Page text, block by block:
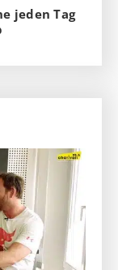
jeden Tag